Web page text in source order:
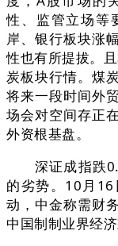
性、监管立场等
岸、银行板块涨
性也有所提拔。
炭板块行情。煤
将来一段时间外
场会对空间存正
外资根基盘。
深证成指跌
的劣势。10月
动，中金称需财
中国制制业界经